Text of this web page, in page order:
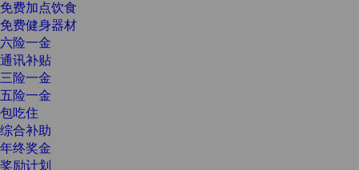
免费加点饮食
免费健身器材
六险一金
通讯补贴
三险一金
五险一金
包吃住
综合补助
年终奖金
奖励计划